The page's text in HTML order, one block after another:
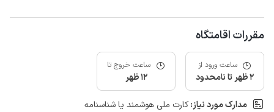
مقررات اقامتگاه
ساعت ورود از
2 ظهر تا نامحدود
ساعت خروج تا
12 ظهر
مدارک مورد نیاز:کارت ملی هوشمند یا شناسنامه